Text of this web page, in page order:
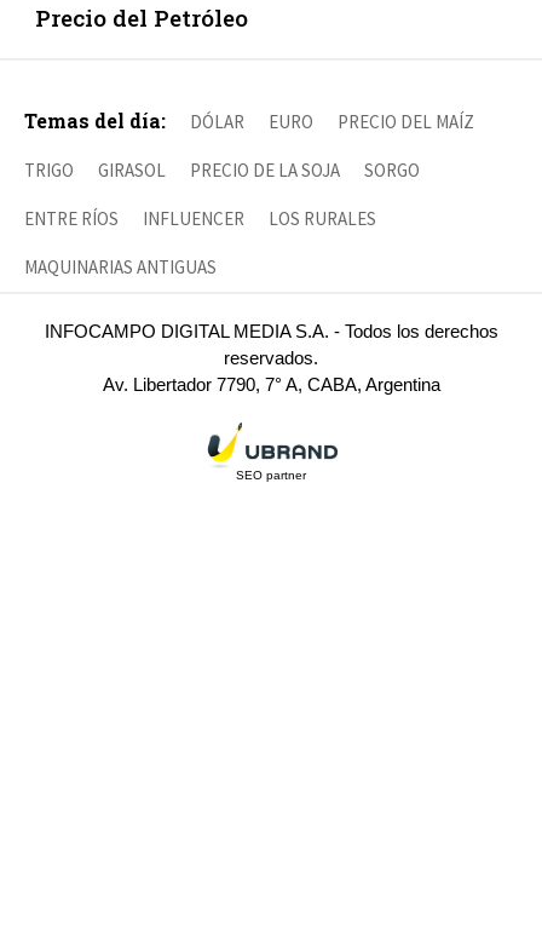
Precio del Petróleo
Temas del día: DÓLAR EURO PRECIO DEL MAÍZ
TRIGO GIRASOL PRECIO DE LA SOJA SORGO
ENTRE RÍOS INFLUENCER LOS RURALES
MAQUINARIAS ANTIGUAS
INFOCAMPO DIGITAL MEDIA S.A. - Todos los derechos
reservados.
Av. Libertador 7790, 7° A, CABA, Argentina
SEO partner